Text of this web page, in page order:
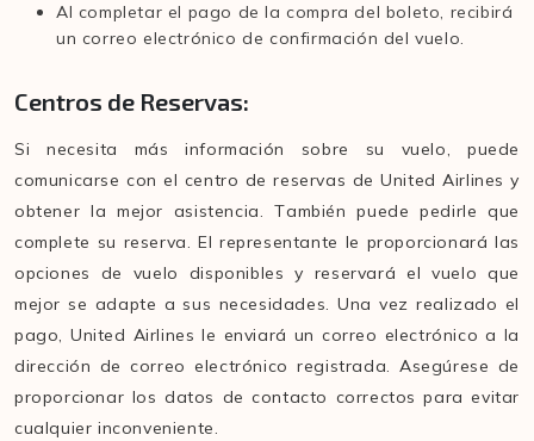
Al completar el pago de la compra del boleto, recibirá
un correo electrónico de confirmación del vuelo.
Centros de Reservas:
Si necesita más información sobre su vuelo, puede
comunicarse con el centro de reservas de United Airlines y
obtener la mejor asistencia. También puede pedirle que
complete su reserva. El representante le proporcionará las
opciones de vuelo disponibles y reservará el vuelo que
mejor se adapte a sus necesidades. Una vez realizado el
pago, United Airlines le enviará un correo electrónico a la
dirección de correo electrónico registrada. Asegúrese de
proporcionar los datos de contacto correctos para evitar
cualquier inconveniente.